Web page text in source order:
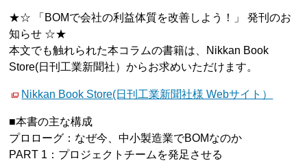
★☆ 「BOMで会社の利益体質を改善しよう！」 発刊のお
知らせ ☆★
本文でも触れられた本コラムの書籍は、Nikkan Book
Store(日刊工業新聞社）からお求めいただけます。
Nikkan Book Store(日刊工業新聞社様 Webサイト）
■本書の主な構成
プロローグ：なぜ今、中小製造業でBOMなのか
PART 1：プロジェクトチームを発足させる